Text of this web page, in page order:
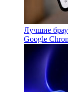
Лучшие
Google